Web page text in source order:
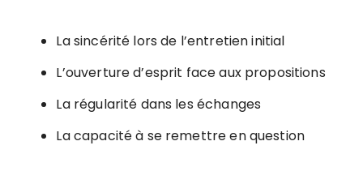
La sincérité lors de l’entretien initial
L’ouverture d’esprit face aux propositions
La régularité dans les échanges
La capacité à se remettre en question